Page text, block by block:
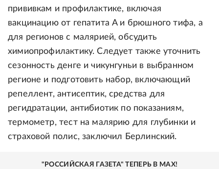
прививкам и профилактике, включая
вакцинацию от гепатита A и брюшного тифа, а
для регионов с малярией, обсудить
химиопрофилактику. Следует также уточнить
сезонность денге и чикунгуньи в выбранном
регионе и подготовить набор, включающий
репеллент, антисептик, средства для
регидратации, антибиотик по показаниям,
термометр, тест на малярию для глубинки и
страховой полис, заключил Берлинский.
"РОССИЙСКАЯ ГАЗЕТА" ТЕПЕРЬ В MAX!